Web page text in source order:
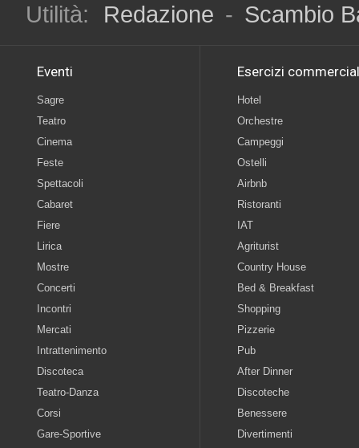
Utilità:
Redazione - Scambio
Eventi
Sagre
Teatro
Cinema
Feste
Spettacoli
Cabaret
Fiere
Lirica
Mostre
Concerti
Incontri
Mercati
Intrattenimento
Discoteca
Teatro-Danza
Corsi
Gare-Sportive
Esercizi
Hotel
Orchestre
Campeggi
Ostelli
Airbnb
Ristoranti
IAT
Agriturist
Country House
Bed & Breakfast
Shopping
Pizzerie
Pub
After Dinner
Discoteche
Benessere
Divertimenti